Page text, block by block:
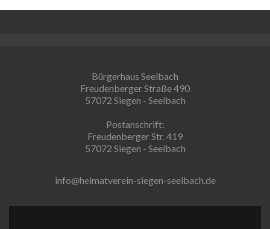
Bürgerhaus Seelbach
Freudenberger Straße 490
57072 Siegen - Seelbach
Postanschrift:
Freudenberger Str. 419
57072 Siegen - Seelbach
info@heimatverein-siegen-seelbach.de